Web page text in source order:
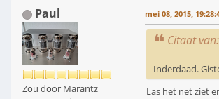
Paul
Zou door Marantz
mei 08, 2015,
Citaat
Inderdaad.
Las het net ziet